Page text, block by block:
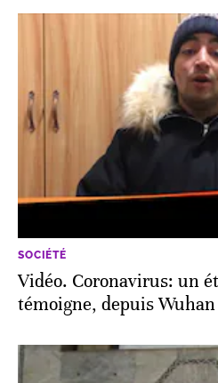
SOCIÉTÉ
Vidéo. Coronavirus: un
témoigne, depuis Wuhan